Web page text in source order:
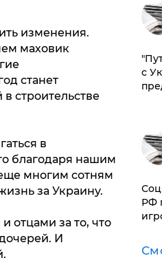
изменения.
маховик
станет
строительстве
в
благодаря нашим
многим сотням
за Украину.
отцами за то, что
И
с
РФ